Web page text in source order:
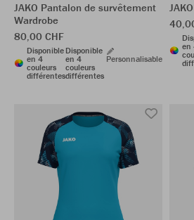
JAKO Pantalon de survêtement
Wardrobe
80,00 CHF
Disponible
en 4
couleurs
différentes
Disponible
en 4
couleurs
différentes
Personnalisable
en